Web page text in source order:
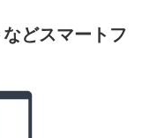
どスマートフ